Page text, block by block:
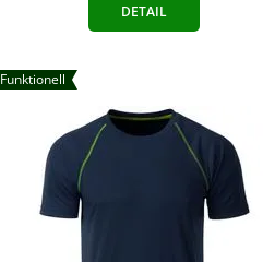
DETAIL
Funktionell